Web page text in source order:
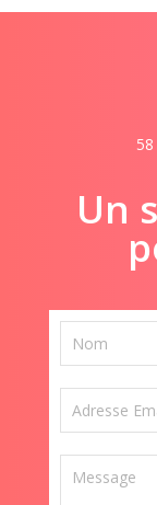
Un